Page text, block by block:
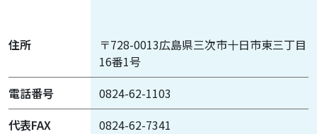
住所
〒728-0013広島県三次市十日市東三丁目
16番1号
電話番号
0824-62-1103
代表FAX
0824-62-7341